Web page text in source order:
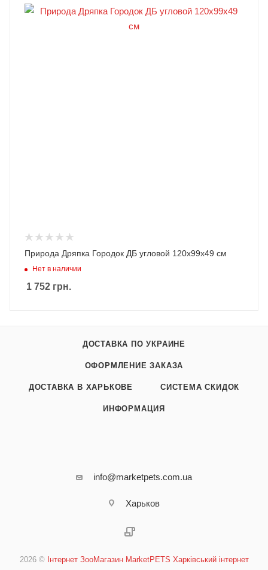
Природа Дряпка Городок ДБ угловой 120х99х49 см
Нет в наличии
1 752 грн.
ДОСТАВКА ПО УКРАИНЕ
ОФОРМЛЕНИЕ ЗАКАЗА
ДОСТАВКА В ХАРЬКОВЕ СИСТЕМА СКИДОК
ИНФОРМАЦИЯ
info@marketpets.com.ua
Харьков
2026 © Інтернет ЗооМагазин MarketPETS Харківський інтернет